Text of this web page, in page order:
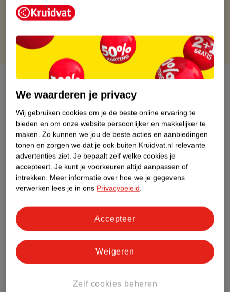
Gratis punten met je Kruidvat kaart
Over dit product
Productinformatie
Nature Impact Score
Dit product heeft (nog) geen Nature
Impact Score.
Meer informatie
Bestel & Bezorginformatie
Bekijk ook
We waarderen je privacy
Wij gebruiken cookies om je de beste online ervaring te
bieden en om onze website persoonlijker en makkelijker te
maken. Zo kunnen we jou de beste acties en aanbiedingen
tonen en zorgen we dat je ook buiten Kruidvat.nl relevante
advertenties ziet. Je bepaalt zelf welke cookies je
accepteert. Je kunt je voorkeuren altijd aanpassen of
intrekken. Meer informatie over hoe we je gegevens
verwerken lees je in ons Privacybeleid.
Zelf cookies beheren
Weigeren
Accepteer